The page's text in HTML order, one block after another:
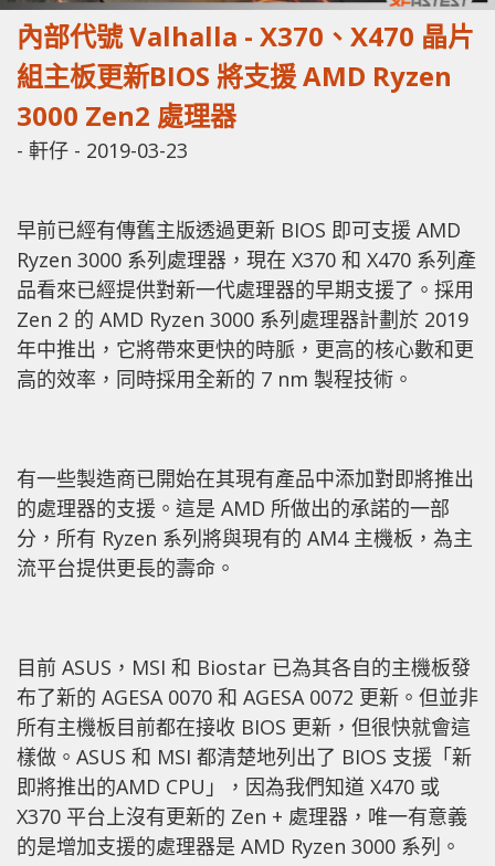
內部代號 Valhalla - X370、X470 晶片
組主板更新BIOS 將支援 AMD Ryzen
3000 Zen2 處理器
- 軒仔 - 2019-03-23
早前已經有傳舊主版透過更新 BIOS 即可支援 AMD
Ryzen 3000 系列處理器，現在 X370 和 X470 系列產
品看來已經提供對新一代處理器的早期支援了。採用
Zen 2 的 AMD Ryzen 3000 系列處理器計劃於 2019
年中推出，它將帶來更快的時脈，更高的核心數和更
高的效率，同時採用全新的 7 nm 製程技術。
有一些製造商已開始在其現有產品中添加對即將推出
的處理器的支援。這是 AMD 所做出的承諾的一部
分，所有 Ryzen 系列將與現有的 AM4 主機板，為主
流平台提供更長的壽命。
目前 ASUS，MSI 和 Biostar 已為其各自的主機板發
布了新的 AGESA 0070 和 AGESA 0072 更新。但並非
所有主機板目前都在接收 BIOS 更新，但很快就會這
樣做。ASUS 和 MSI 都清楚地列出了 BIOS 支援「新
即將推出的AMD CPU」，因為我們知道 X470 或
X370 平台上沒有更新的 Zen + 處理器，唯一有意義
的是增加支援的處理器是 AMD Ryzen 3000 系列。